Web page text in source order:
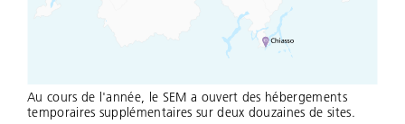
Au cours de l'année, le SEM a ouvert des hébergements
temporaires supplémentaires sur deux douzaines de sites.